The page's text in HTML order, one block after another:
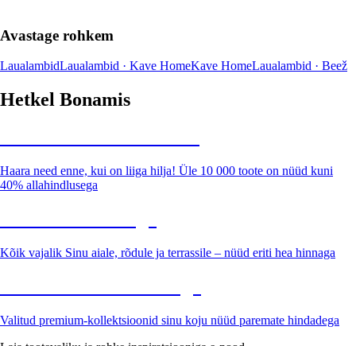
Avastage rohkem
LaualambidLaualambid · Kave HomeKave HomeLaualambid · Beež
Hetkel Bonamis
Haara need enne, kui on liiga hilja! Üle 10 000 toote on nüüd kuni
40% allahindlusega
Kõik vajalik Sinu aiale, rõdule ja terrassile – nüüd eriti hea hinnaga
Valitud premium-kollektsioonid sinu koju nüüd paremate hindadega